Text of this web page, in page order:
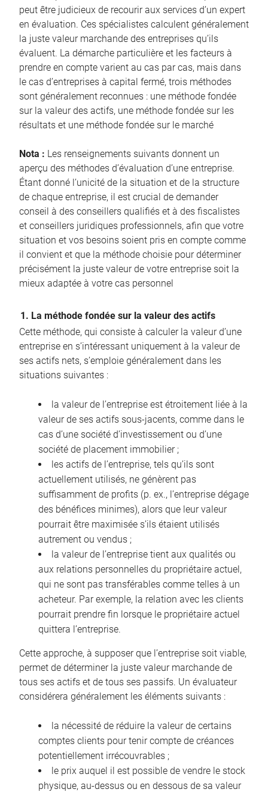
peut être judicieux de recourir aux services d’un expert
en évaluation. Ces spécialistes calculent généralement
la juste valeur marchande des entreprises qu’ils
évaluent. La démarche particulière et les facteurs à
prendre en compte varient au cas par cas, mais dans
le cas d’entreprises à capital fermé, trois méthodes
sont généralement reconnues : une méthode fondée
sur la valeur des actifs, une méthode fondée sur les
résultats et une méthode fondée sur le marché
Nota : Les renseignements suivants donnent un
aperçu des méthodes d’évaluation d’une entreprise.
Étant donné l’unicité de la situation et de la structure
de chaque entreprise, il est crucial de demander
conseil à des conseillers qualifiés et à des fiscalistes
et conseillers juridiques professionnels, afin que votre
situation et vos besoins soient pris en compte comme
il convient et que la méthode choisie pour déterminer
précisément la juste valeur de votre entreprise soit la
mieux adaptée à votre cas personnel
1. La méthode fondée sur la valeur des actifs
Cette méthode, qui consiste à calculer la valeur d’une
entreprise en s’intéressant uniquement à la valeur de
ses actifs nets, s’emploie généralement dans les
situations suivantes :
la valeur de l’entreprise est étroitement liée à la
valeur de ses actifs sous-jacents, comme dans le
cas d’une société d’investissement ou d’une
société de placement immobilier ;
les actifs de l’entreprise, tels qu’ils sont
actuellement utilisés, ne génèrent pas
suffisamment de profits (p. ex., l’entreprise dégage
des bénéfices minimes), alors que leur valeur
pourrait être maximisée s’ils étaient utilisés
autrement ou vendus ;
la valeur de l’entreprise tient aux qualités ou
aux relations personnelles du propriétaire actuel,
qui ne sont pas transférables comme telles à un
acheteur. Par exemple, la relation avec les clients
pourrait prendre fin lorsque le propriétaire actuel
quittera l’entreprise.
Cette approche, à supposer que l’entreprise soit viable,
permet de déterminer la juste valeur marchande de
tous ses actifs et de tous ses passifs. Un évaluateur
considérera généralement les éléments suivants :
la nécessité de réduire la valeur de certains
comptes clients pour tenir compte de créances
potentiellement irrécouvrables ;
le prix auquel il est possible de vendre le stock
physique, au-dessus ou en dessous de sa valeur